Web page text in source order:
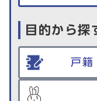
目的から探
戸籍